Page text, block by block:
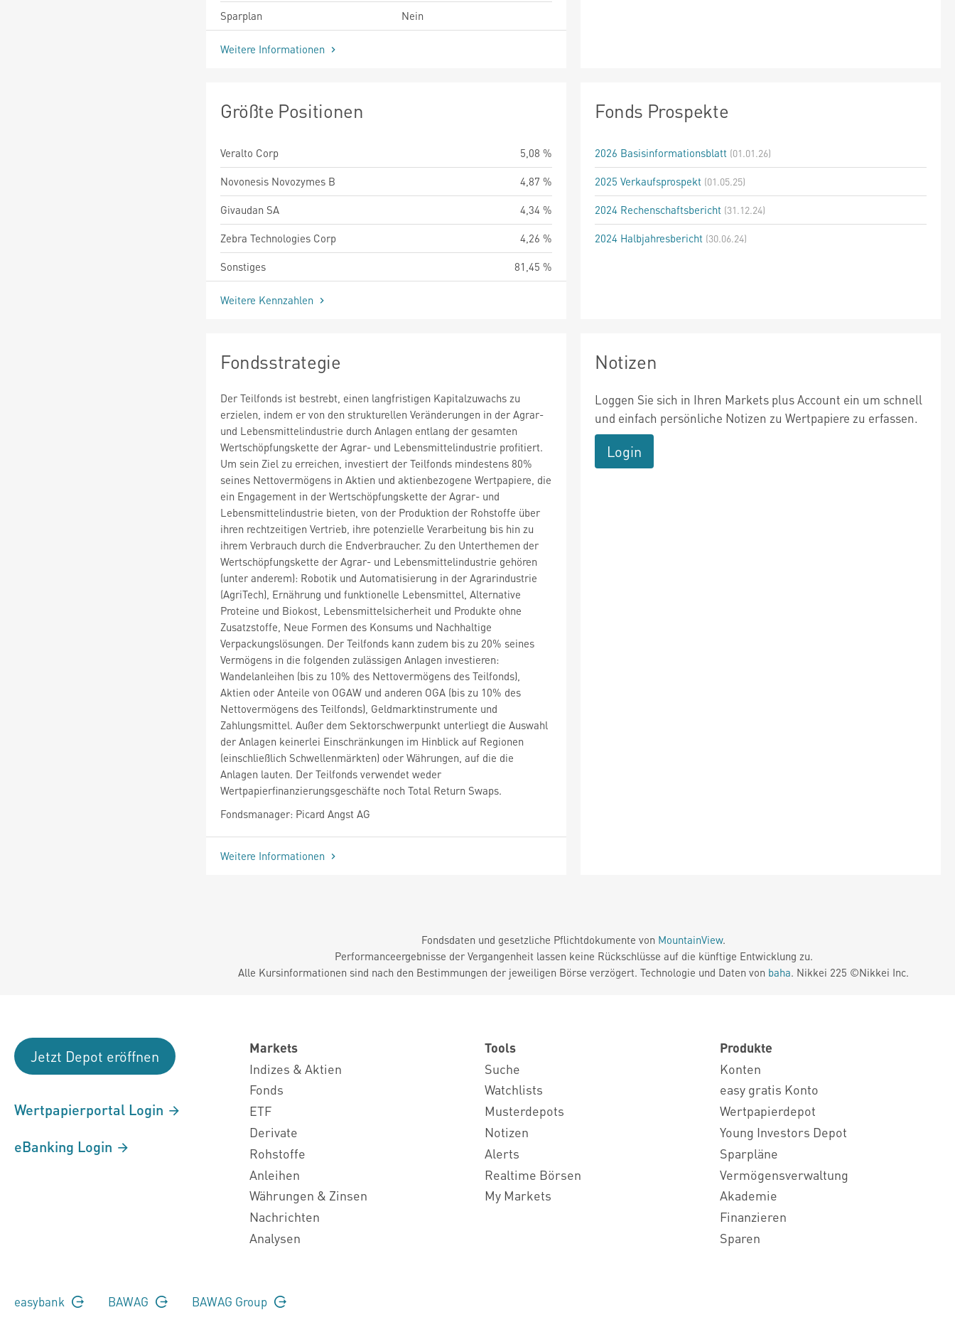
Sparplan
Nein
Weitere Informationen
Größte Positionen
Veralto Corp
5,08 %
Novonesis Novozymes B
4,87 %
Givaudan SA
4,34 %
Zebra Technologies Corp
4,26 %
Sonstiges
81,45 %
Weitere Kennzahlen
Fonds Prospekte
2026 Basisinformationsblatt (01.01.26)
2025 Verkaufsprospekt (01.05.25)
2024 Rechenschaftsbericht (31.12.24)
2024 Halbjahresbericht (30.06.24)
Fondsstrategie
Der Teilfonds ist bestrebt, einen langfristigen Kapitalzuwachs zu
erzielen, indem er von den strukturellen Veränderungen in der Agrar-
und Lebensmittelindustrie durch Anlagen entlang der gesamten
Wertschöpfungskette der Agrar- und Lebensmittelindustrie profitiert.
Um sein Ziel zu erreichen, investiert der Teilfonds mindestens 80%
seines Nettovermögens in Aktien und aktienbezogene Wertpapiere, die
ein Engagement in der Wertschöpfungskette der Agrar- und
Lebensmittelindustrie bieten, von der Produktion der Rohstoffe über
ihren rechtzeitigen Vertrieb, ihre potenzielle Verarbeitung bis hin zu
ihrem Verbrauch durch die Endverbraucher. Zu den Unterthemen der
Wertschöpfungskette der Agrar- und Lebensmittelindustrie gehören
(unter anderem): Robotik und Automatisierung in der Agrarindustrie
(AgriTech), Ernährung und funktionelle Lebensmittel, Alternative
Proteine und Biokost, Lebensmittelsicherheit und Produkte ohne
Zusatzstoffe, Neue Formen des Konsums und Nachhaltige
Verpackungslösungen. Der Teilfonds kann zudem bis zu 20% seines
Vermögens in die folgenden zulässigen Anlagen investieren:
Wandelanleihen (bis zu 10% des Nettovermögens des Teilfonds),
Aktien oder Anteile von OGAW und anderen OGA (bis zu 10% des
Nettovermögens des Teilfonds), Geldmarktinstrumente und
Zahlungsmittel. Außer dem Sektorschwerpunkt unterliegt die Auswahl
der Anlagen keinerlei Einschränkungen im Hinblick auf Regionen
(einschließlich Schwellenmärkten) oder Währungen, auf die die
Anlagen lauten. Der Teilfonds verwendet weder
Wertpapierfinanzierungsgeschäfte noch Total Return Swaps.
Fondsmanager: Picard Angst AG
Weitere Informationen
Notizen
Loggen Sie sich in Ihren Markets plus Account ein um schnell
und einfach persönliche Notizen zu Wertpapiere zu erfassen.
Login
Fondsdaten und gesetzliche Pflichtdokumente von MountainView.
Performanceergebnisse der Vergangenheit lassen keine Rückschlüsse auf die künftige Entwicklung zu.
Alle Kursinformationen sind nach den Bestimmungen der jeweiligen Börse verzögert. Technologie und Daten von baha. Nikkei 225 ©Nikkei Inc.
Jetzt Depot eröffnen
Wertpapierportal Login
eBanking Login
Markets
Indizes & Aktien
Fonds
ETF
Derivate
Rohstoffe
Anleihen
Währungen & Zinsen
Nachrichten
Analysen
Tools
Suche
Watchlists
Musterdepots
Notizen
Alerts
Realtime Börsen
My Markets
Produkte
Konten
easy gratis Konto
Wertpapierdepot
Young Investors Depot
Sparpläne
Vermögensverwaltung
Akademie
Finanzieren
Sparen
easybank BAWAG BAWAG Group